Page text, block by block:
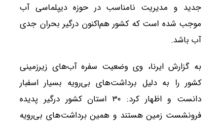
جدید و مدیریت نامناسب در حوزه دیپلماسی آب
موجب شده است که کشور هم‌اکنون درگیر بحران جدی
آب باشد.
به گزارش ایرنا، وی وضعیت سفره آب‌های زیرزمینی
کشور را به دلیل برداشت‌های بی‌رویه بسیار اسفبار
دانست و اظهار کرد: ۳۰ استان کشور درگیر پدیده
فرونشست زمین هستند و همین برداشت‌های بی‌رویه